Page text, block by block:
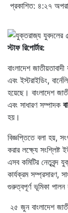
প্রকাশিত: ৪:২৭
স্টাফ রিপোর্টার:
বাংলাদেশ
এবং ইস্টরাইডিং,
হয়েছে। বাংলাদেশ
এবং সাধারণ সম্পাদক
হয়।
বিজ্ঞপ্তিতে বলা হয়,
করার লক্ষ্যে সংশ্লিষ্ট
এসব কমিটির নেতৃবৃন্দ
কার্যক্রম সম্প্রসারণ,
গুরুত্বপূর্ণ ভূমিকা
২৫ জুন বাংলাদেশ